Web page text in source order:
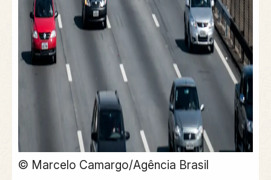
© Marcelo Camargo/Agência Brasil